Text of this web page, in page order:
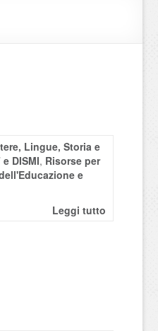
Lingue, Storia e
DISMI, Risorse per
e
Leggi tutto